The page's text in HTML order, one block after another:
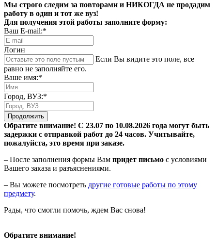
Мы строго следим за повторами и НИКОГДА не продадим
работу в один и тот же вуз!
Для получения этой работы заполните форму:
Ваш E-mail:*
Логин
Если Вы видите это поле, все
равно не заполняйте его.
Ваше имя:*
Город, ВУЗ:*
Продолжить
Обратите внимание! С 23.07 по 10.08.2026 года могут быть
задержки с отправкой работ до 24 часов. Учитывайте,
пожалуйста, это время при заказе.
– После заполнения формы Вам придет письмо с условиями
Вашего заказа и разъяснениями.
– Вы можете посмотреть другие готовые работы по этому
предмету.
Рады, что смогли помочь, ждем Вас снова!
Обратите внимание!